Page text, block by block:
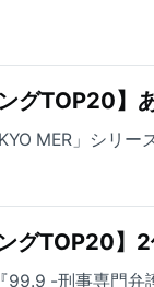
グTOP20】
MER」シリー
グTOP20】
-刑事専門弁